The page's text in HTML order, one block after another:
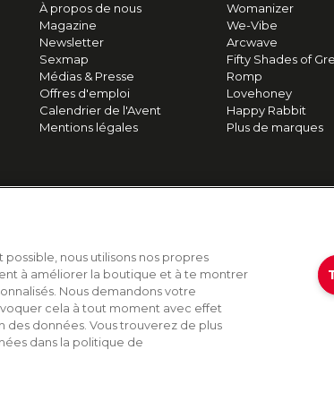
À propos de nous
Magazine
Newsletter
Sexmap
Médias & Presse
Offres d'emploi
Calendrier de l'Avent
Mentions légales
Womanizer
We-Vibe
Arcwave
Fifty Shades of
Romp
Lovehoney
Happy Rabbit
Plus de marques
nous utilisons nos propres
à améliorer la boutique et à te montrer
Nous demandons votre
cela à tout moment avec effet
données. Vous trouverez de plus
dans la politique de